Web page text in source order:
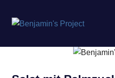
springen